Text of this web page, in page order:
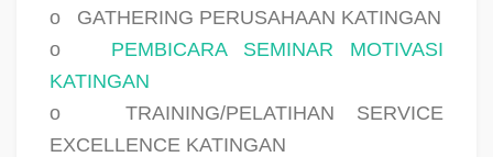
o
GATHERING PERUSAHAAN KATINGAN
o
PEMBICARA SEMINAR MOTIVASI
KATINGAN
o
TRAINING/PELATIHAN SERVICE
EXCELLENCE KATINGAN